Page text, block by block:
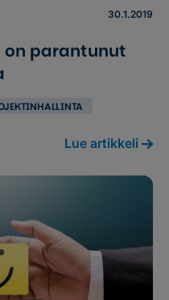
30.1.2019
parantunut
Lue artikkeli